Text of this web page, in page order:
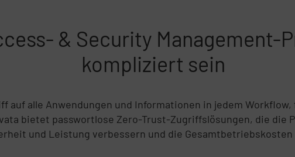
& Security Management-
kompliziert sein
auf alle Anwendungen und Informationen in jedem
bietet passwortlose Zero-Trust-Zugriffslösungen, die die
und Leistung verbessern und die Gesamtbetriebskosten